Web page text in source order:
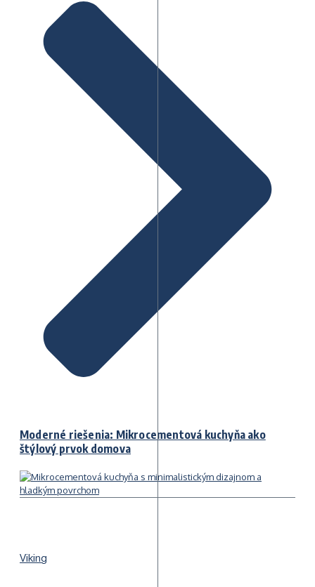
Moderné riešenia: Mikrocementová kuchyňa ako
štýlový prvok domova
Viking